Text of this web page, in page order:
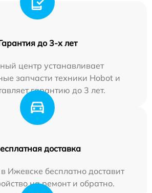
до 3-х лет
центр устанавливает
запчасти техники Hobot и
гарантию до 3 лет.
доставка
Ижевске бесплатно доставит
на ремонт и обратно.